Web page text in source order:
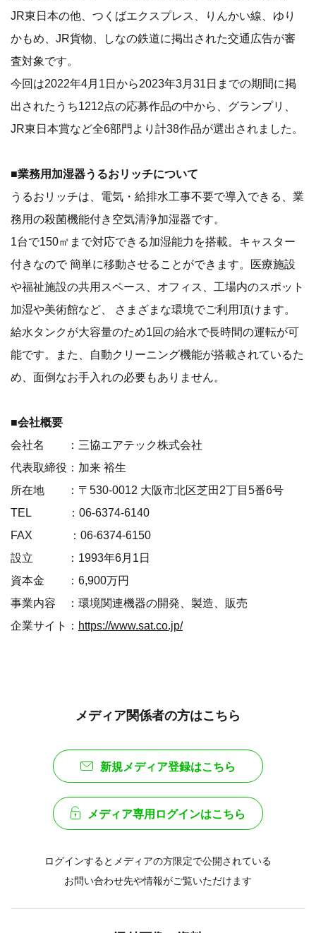
JR東日本の他、つくばエクスプレス、りんかい線、ゆり
かもめ、JR貨物、しなの鉄道に掲出された交通広告が審
査対象です。
今回は2022年4月1日から2023年3月31日​までの期間に掲
出されたうち1212点の応募作品の中から、グランプリ、
JR東日本賞など全6部門より計38作品が選出されました。
■業務用加湿器うるおリッチについて
うるおリッチは、電気・給排水工事不要で導入できる、業
務用の殺菌機能付き空気清浄加湿器です。
1台で150㎡まで対応できる加湿能力を搭載。キャスター
付きなので 簡単に移動させることができます。医療施設
や福祉施設の共用スペース、オフィス、工場内のスポット
加湿や美術館など、 さまざまな環境でご利用頂けます。
給水タンクが大容量のため1回の給水で長時間の運転が可
能です。また、自動クリーニング機能が搭載されているた
め、面倒なお手入れの必要もありません。
■会社概要
会社名 ：三協エアテック株式会社
代表取締役：加来 裕生
所在地 ：〒530-0012 大阪市北区芝田2丁目5番6号
TEL ：06-6374-6140
FAX ：06-6374-6150
設立 ：1993年6月1日
資本金 ：6,900万円
事業内容 ：環境関連機器の開発、製造、販売
企業サイト： https://www.sat.co.jp/
メディア関係者の方はこちら
新規メディア登録はこちら
メディア専用ログインはこちら
ログインするとメディアの方限定で公開されている
お問い合わせ先や情報がご覧いただけます